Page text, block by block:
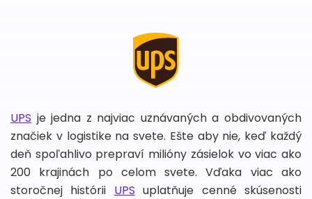
UPS je jedna z najviac uznávaných a obdivovaných
značiek v logistike na svete. Ešte aby nie, keď každý
deň spoľahlivo prepraví milióny zásielok vo viac ako
200 krajinách po celom svete. Vďaka viac ako
storočnej histórii UPS uplatňuje cenné skúsenosti